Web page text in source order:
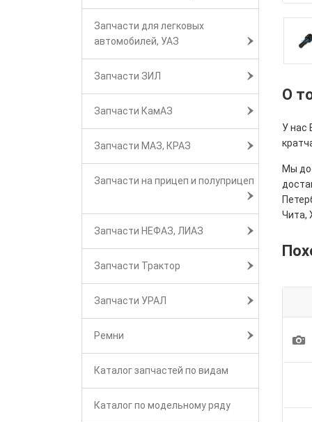
Запчасти для легковых
автомобилей, УАЗ
Запчасти ЗИЛ
Запчасти КамАЗ
Запчасти МАЗ, КРАЗ
Запчасти на прицеп и полуприцеп
Запчасти НЕФАЗ, ЛИАЗ
Запчасти Трактор
Запчасти УРАЛ
Ремни
Каталог запчастей по видам
Каталог по модельному ряду
О
У нас
Мы
Чита,
1